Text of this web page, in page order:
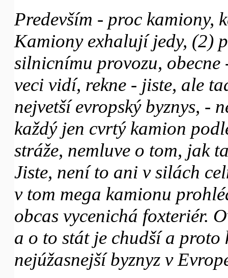
Predevším - proc kamiony,
Kamiony exhalují jedy, (2)
silnicnímu provozu, obecne
veci vidí, rekne - jiste, ale
nejvetší evropský byznys, -
každý jen cvrtý kamion
stráže, nemluve o tom, jak
Jiste, není to ani v silách
v tom mega kamionu
obcas vycenichá foxteriér.
a o to stát je chudší a
nejúžasnejší byznyz v